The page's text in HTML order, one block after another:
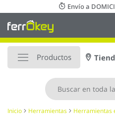
al
contenido
Envío a
Productos
Inicio Herramientas
Herramientas